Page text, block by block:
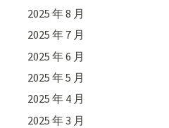
2025 年 8 月
2025 年 7 月
2025 年 6 月
2025 年 5 月
2025 年 4 月
2025 年 3 月